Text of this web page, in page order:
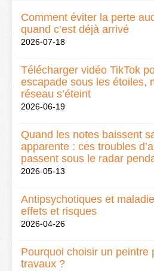
Comment éviter la perte
quand c’est déjà arrivé
2026-07-18
Télécharger vidéo TikTok
escapade sous les étoiles,
réseau s’éteint
2026-06-19
Quand les notes baissent
apparente : ces troubles
passent sous le radar
2026-05-13
Antipsychotiques et
effets et risques
2026-04-26
Pourquoi choisir un peintre
travaux ?